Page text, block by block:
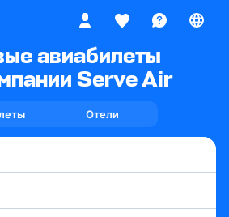
авиабилеты
Serve Air
Отели